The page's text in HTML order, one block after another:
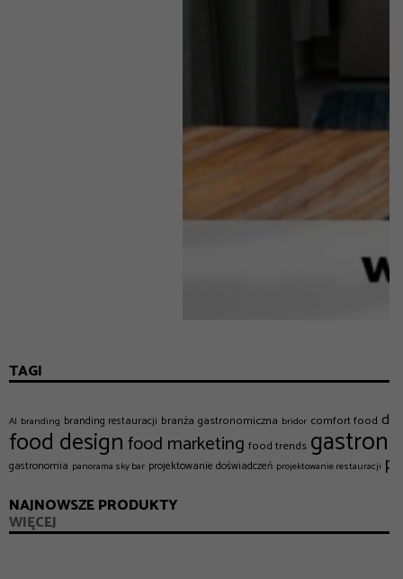
TAGI
AI branding branding restauracji branża gastronomiczna bridor comfort food
food designfood marketing food trends
gastronomia panorama sky bar projektowanie doświadczeń projektowanie restauracji
NAJNOWSZE PRODUKTY
WIĘCEJ